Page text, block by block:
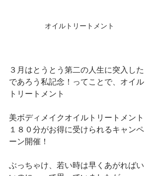
オイルトリートメント
３月はとうとう第二の人生に突入した
であろう私記念！ってことで、オイル
トリートメント
美ボディメイクオイルトリートメント
１８０分がお得に受けられるキャンペ
ーン開催！
ぶっちゃけ、若い時は早くあがればい